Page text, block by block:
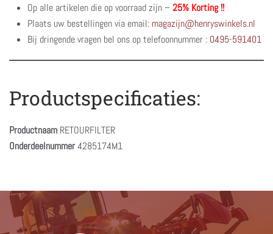
Op alle artikelen die op voorraad zijn – 25% Korting !!
Plaats uw bestellingen via email: magazijn@henryswinkels.nl
Bij dringende vragen bel ons op telefoonnummer : 0495-591401
Productspecificaties:
Productnaam RETOURFILTER
Onderdeelnummer4285174M1